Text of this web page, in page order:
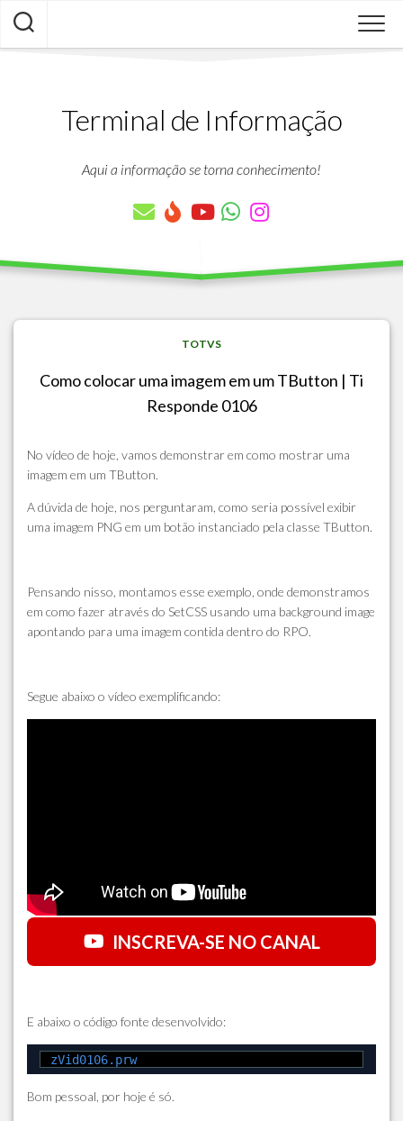
Skip
content
Terminal de Informação
Aqui a informação se torna conhecimento!
TOTVS
Como colocar uma imagem em um TButton | Ti
Responde 0106
No vídeo de hoje, vamos demonstrar em como mostrar uma
imagem em um TButton.
A dúvida de hoje, nos perguntaram, como seria possível exibir
uma imagem PNG em um botão instanciado pela classe TButton.
Pensando nisso, montamos esse exemplo, onde demonstramos
em como fazer através do SetCSS usando uma background image
apontando para uma imagem contida dentro do RPO.
Segue abaixo o vídeo exemplificando:
INSCREVA-SE NO CANAL
E abaixo o código fonte desenvolvido:
zVid0106.prw
Bom pessoal, por hoje é só.